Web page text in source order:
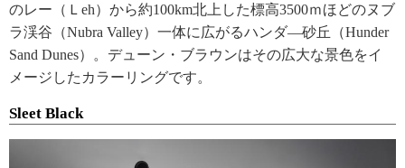
のレー（Ｌeh）から約100km北上した標高3500ｍほどのヌブ
ラ渓谷（Nubra Valley）一体に広がるハンダ―砂丘（Hunder
Sand Dunes）。デューン・ブラウンはその広大な景色をイ
メージしたカラーリングです。
Sleet Black